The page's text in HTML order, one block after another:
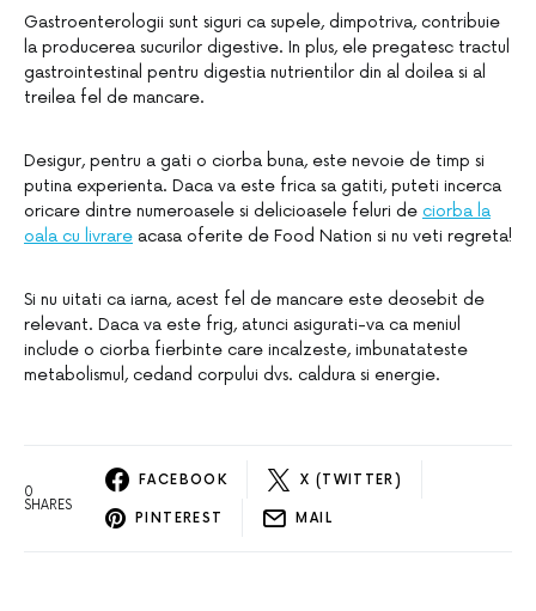
Gastroenterologii sunt siguri ca supele, dimpotriva, contribuie
la producerea sucurilor digestive. In plus, ele pregatesc tractul
gastrointestinal pentru digestia nutrientilor din al doilea si al
treilea fel de mancare.
Desigur, pentru a gati o ciorba buna, este nevoie de timp si
putina experienta. Daca va este frica sa gatiti, puteti incerca
oricare dintre numeroasele si delicioasele feluri de ciorba la
oala cu livrare acasa oferite de Food Nation si nu veti regreta!
Si nu uitati ca iarna, acest fel de mancare este deosebit de
relevant. Daca va este frig, atunci asigurati-va ca meniul
include o ciorba fierbinte care incalzeste, imbunatateste
metabolismul, cedand corpului dvs. caldura si energie.
0
SHARES
FACEBOOK X (TWITTER)
PINTEREST MAIL